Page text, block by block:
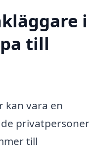
i
till
kan vara en
privatpersoner
till